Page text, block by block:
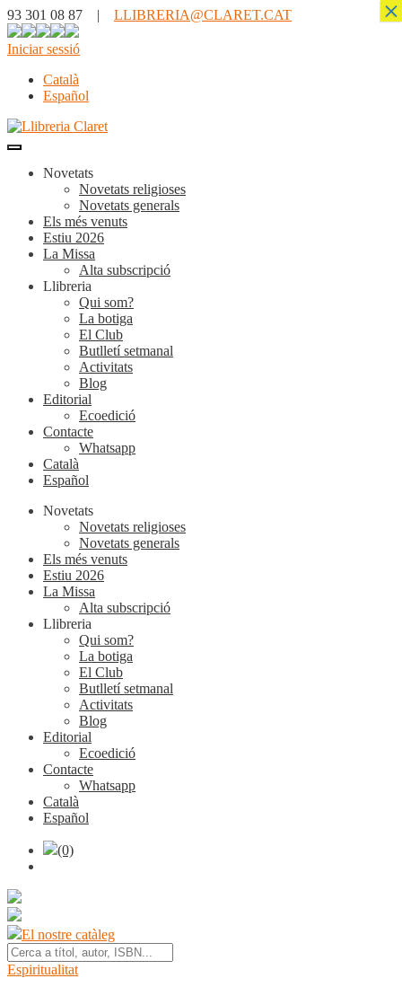
93 301 08 87 | LLIBRERIA@CLARET.CAT
Iniciar sessió
Català
Español
Novetats
Novetats religioses
Novetats generals
Els més venuts
Estiu 2026
La Missa
Alta subscripció
Llibreria
Qui som?
La botiga
El Club
Butlletí setmanal
Activitats
Blog
Editorial
Ecoedició
Contacte
Whatsapp
Català
Español
Novetats
Novetats religioses
Novetats generals
Els més venuts
Estiu 2026
La Missa
Alta subscripció
Llibreria
Qui som?
La botiga
El Club
Butlletí setmanal
Activitats
Blog
Editorial
Ecoedició
Contacte
Whatsapp
Català
Español
(0)
El nostre catàleg
Espiritualitat
×